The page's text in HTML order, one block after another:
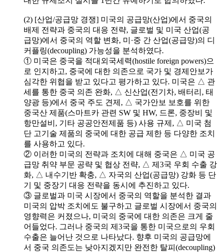
(2) [산업/공급망 경쟁] 미국의 공급망(산업)에서 중국의
배제 전략과 중국의 대응 전략, 글로벌 및 미국 산업(공
급망)에서 중국의 역할 변화, 미·중 간 산업(공급망)의 디
커플링(decoupling) 가능성을 분석하였다.
① 미국은 중국을 적대외국세력(hostile foreign powers)으
로 인지하고, 중국에 대한 의존으로 국가 및 경제안보가
심각한 위협을 받고 있다고 평가하고 있다. 미국은 △ 관
세를 통한 중국 의존 완화, △ 신산업(전기차, 배터리, 태
양광 등)에서 중국 주도 견제, △ 국가안보 보호를 위한
중국산 제품(스마트카 관련 SW 및 HW, 드론, 중장비 및
항만설비, 기타 공공안전제품 등) 사용 규제, △ 미국 첨
단 고기술 제품의 중국에 대한 공급 제한 등 다양한 조치
를 사용하고 있다.
② 이러한 미국의 전략과 조치에 대해 중국은 △ 미국 공
급망 취약 부문 공략 및 협상 전략, △ 제3국 우회 수출 강
화, △ 내수기반 확충, △ 자국의 산업(공급망) 강화 등 단
기 및 중장기 대응 전략을 동시에 추진하고 있다.
③ 글로벌과 미국 시장에서 중국의 역할을 분석한 결과
미국의 압박 조치에도 불구하고 글로벌 시장에서 중국의
영향력은 커졌으나, 미국의 중국에 대한 의존은 크게 줄
어들었다. 그러나 중국의 제3국을 통한 미국으로의 우회
수출은 늘어난 것으로 나타났다. 향후 미국의 공급망에
서 중국 의존도는 낮아지겠지만 완전한 탈피(decoupling)